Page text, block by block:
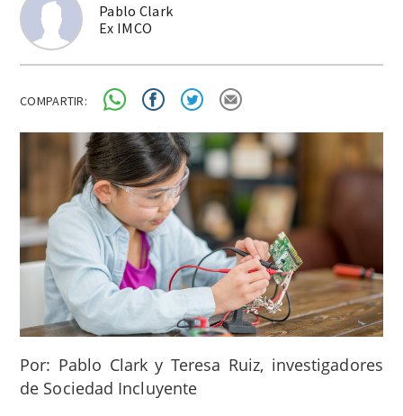
Pablo Clark
Ex IMCO
COMPARTIR:
Por: Pablo Clark y Teresa Ruiz, investigadores
de Sociedad Incluyente